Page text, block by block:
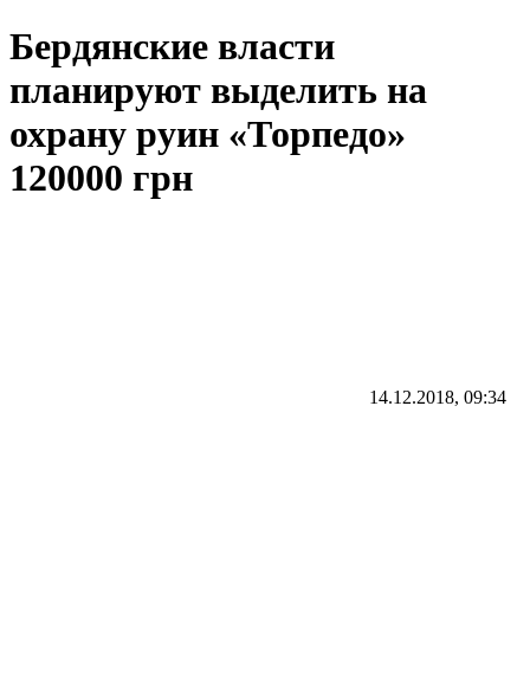
Бердянские власти
планируют выделить на
охрану руин «Торпедо»
120000 грн
14.12.2018, 09:34